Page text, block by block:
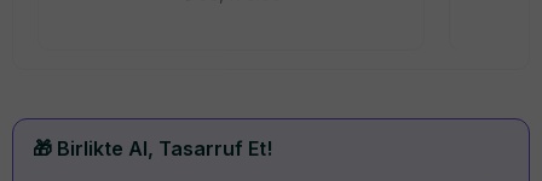
🎁 Birlikte Al, Tasarruf Et!